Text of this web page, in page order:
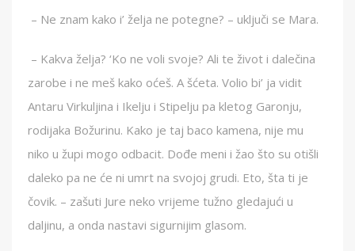
– Ne znam kako i’ želja ne potegne? – uključi se Mara.
– Kakva želja? ‘Ko ne voli svoje? Ali te život i dalečina
zarobe i ne meš kako oćeš. A šćeta. Volio bi’ ja vidit
Antaru Virkuljina i Ikelju i Stipelju pa kletog Garonju,
rodijaka Božurinu. Kako je taj baco kamena, nije mu
niko u župi mogo odbacit. Dođe meni i žao što su otišli
daleko pa ne će ni umrt na svojoj grudi. Eto, šta ti je
čovik. – zašuti Jure neko vrijeme tužno gledajući u
daljinu, a onda nastavi sigurnijim glasom.